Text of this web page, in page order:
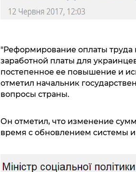
"Реформирование оплаты труда
заработной платы для
постепенное ее повышение и
отметил начальник
вопросы страны.
Он отметил, что изменение
время с обновлением системы